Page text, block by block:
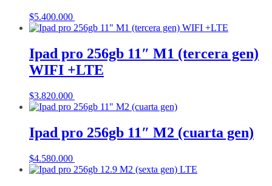
$5.400.000
Ipad pro 256gb 11″ M1 (tercera gen)
WIFI +LTE
$3.820.000
Ipad pro 256gb 11″ M2 (cuarta gen)
$4.580.000